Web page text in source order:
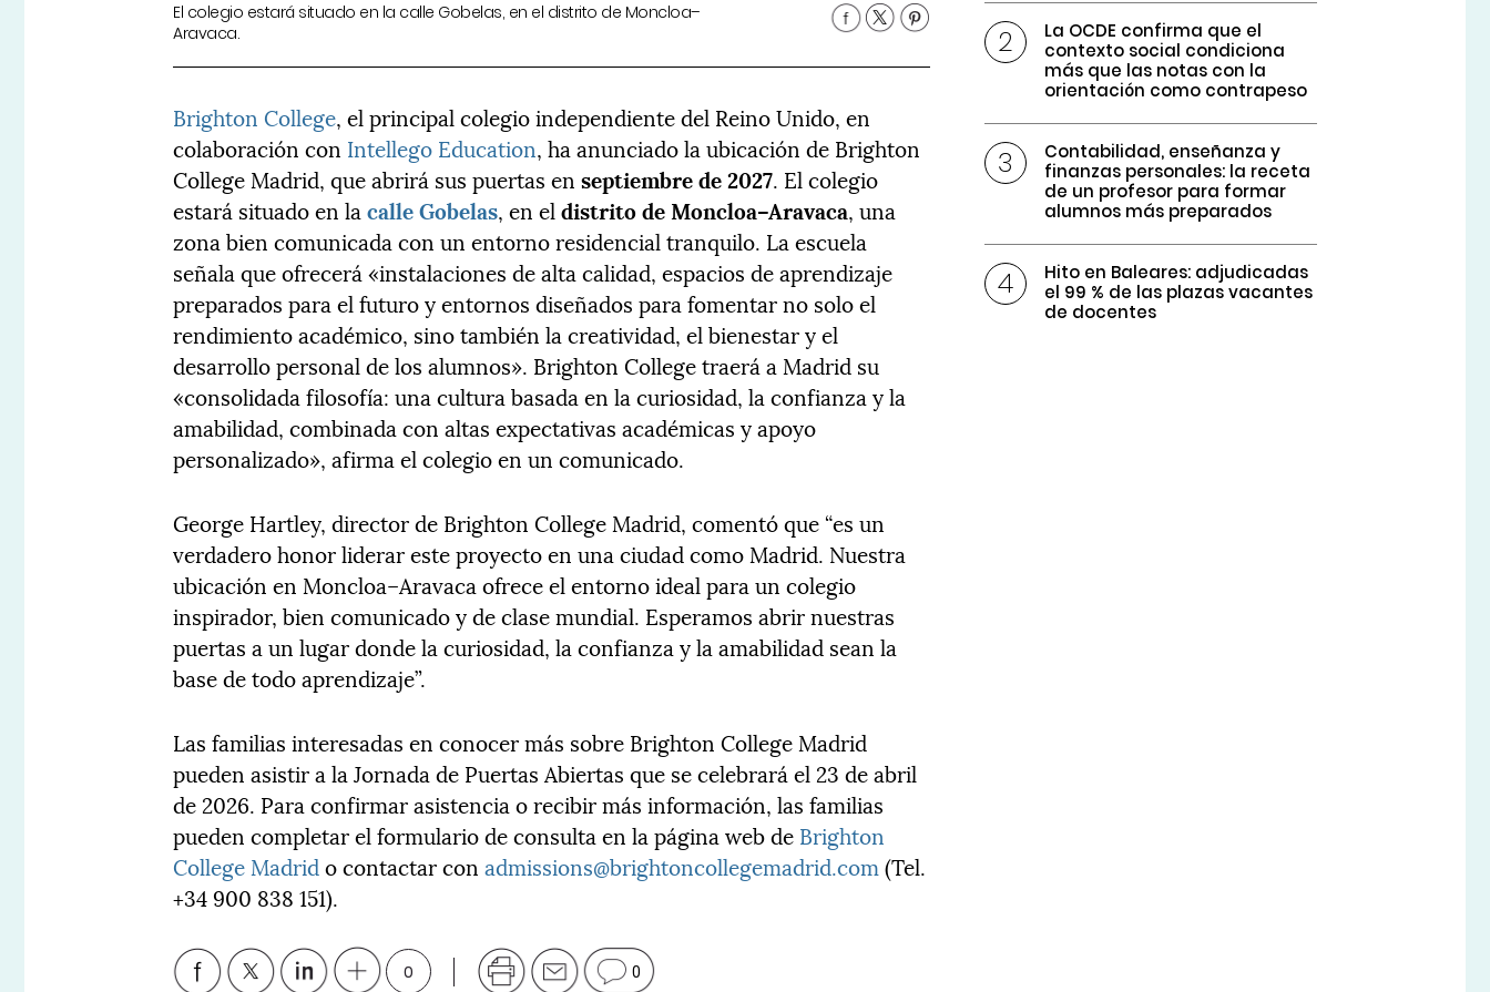
El colegio estará situado en la calle Gobelas, en el distrito de Moncloa–
Aravaca.
Brighton College, el principal colegio independiente del Reino Unido, en
colaboración con Intellego Education, ha anunciado la ubicación de Brighton
College Madrid, que abrirá sus puertas enseptiembre de 2027. El colegio
estará situado en lacalle Gobelas, en eldistrito de Moncloa–Aravaca, una
zona bien comunicada con un entorno residencial tranquilo. La escuela
señala que ofrecerá «instalaciones de alta calidad, espacios de aprendizaje
preparados para el futuro y entornos diseñados para fomentar no solo el
rendimiento académico, sino también la creatividad, el bienestar y el
desarrollo personal de los alumnos». Brighton College traerá a Madrid su
«consolidada filosofía: una cultura basada en la curiosidad, la confianza y la
amabilidad, combinada con altas expectativas académicas y apoyo
personalizado», afirma el colegio en un comunicado.
George Hartley, director de Brighton College Madrid, comentó que “es un
verdadero honor liderar este proyecto en una ciudad como Madrid. Nuestra
ubicación en Moncloa–Aravaca ofrece el entorno ideal para un colegio
inspirador, bien comunicado y de clase mundial. Esperamos abrir nuestras
puertas a un lugar donde la curiosidad, la confianza y la amabilidad sean la
base de todo aprendizaje”.
Las familias interesadas en conocer más sobre Brighton College Madrid
pueden asistir a la Jornada de Puertas Abiertas que se celebrará el 23 de abril
de 2026. Para confirmar asistencia o recibir más información, las familias
pueden completar el formulario de consulta en la página web de Brighton
College Madrido contactar conadmissions@brightoncollegemadrid.com(Tel.
+34 900 838 151).
0 0
La OCDE confirma que el
contexto social condiciona
más que las notas con la
orientación como contrapeso
Contabilidad, enseñanza y
finanzas personales: la receta
de un profesor para formar
alumnos más preparados
Hito en Baleares: adjudicadas
el 99 % de las plazas vacantes
de docentes